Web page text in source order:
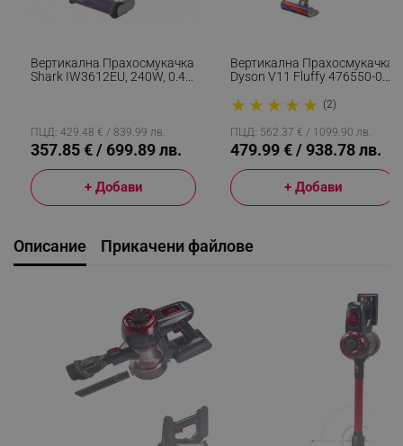
Вертикална Прахосмукачка
Shark IW3612EU, 240W, 0.42
Замърсявания,
Антиалергенно Уплътнение,
LED, Бял/златист
ПЦД: 429.48 € / 839.99 лв.
357.85 € / 699.89 лв.
+ Добави
Вертикална Прахосмукачка
Dyson V11 Fluffу 476550-01
Об/мин, Автономия 60 Мин,
3 Режима, LCD, Никел/
Червен
★ ★ ★ ★ ★ (2)
ПЦД: 562.37 € / 1099.90 лв.
479.99 € / 938.78 лв.
+ Добави
Описание Прикачени файлове